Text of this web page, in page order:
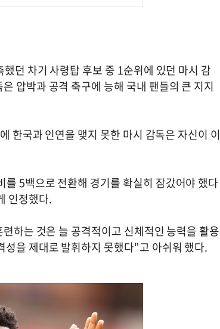
던 차기 사령탑 후보 중 1순위에 있던 마시 감
압박과 공격 축구에 능해 국내 팬들의 큰 지지
한국과 인연을 맺지 못한 마시 감독은 자신이 이
5백으로 전환해 경기를 확실히 잠갔어야 했다
인정했다.
하는 것은 늘 공격적이고 신체적인 능력을 활용
을 제대로 발휘하지 못했다"고 아쉬워 했다.